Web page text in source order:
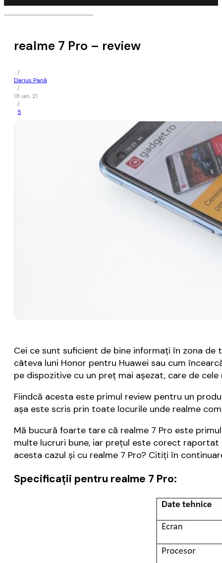
realme 7 Pro – review
/
Darius Pană
/
18 ian. 21
/
5
Cei ce sunt suficient de bine informați în zona
câteva luni Honor pentru Huawei sau cum
pe dispozitive cu un preț mai așezat, care de
Fiindcă acesta este primul review pentru un
așa este scris prin toate locurile unde realme
Mă bucură foarte tare că realme 7 Pro este
multe lucruri bune, iar prețul este corect raportat
acesta cazul și cu realme 7 Pro? Citiți în
Specificații pentru realme 7 Pro: